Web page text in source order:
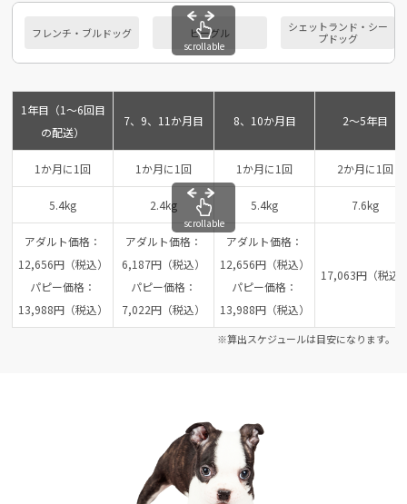
フレンチ・ブルドッグ ビーグル
シェットランド・シー
プドッグ
scrollable
1年目（1～6回目
の配送）
7、9、11か月目 8、10か月目 2～5年目
1か月に1回 1か月に1回 1か月に1回 2か月に1回
5.4kg 2.4kg 5.4kg 7.6kg
アダルト価格：
12,656円（税込）
パピー価格：
13,988円（税込）
アダルト価格：
6,187円（税込）
パピー価格：
7,022円（税込）
アダルト価格：
12,656円（税込）
パピー価格：
13,988円（税込）
17,063円（税込
scrollable
※算出スケジュールは目安になります。